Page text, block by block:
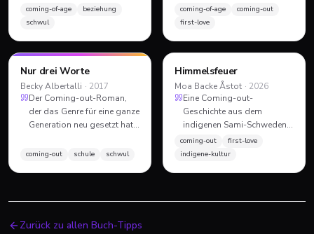
Liebesgeschichte auch
lange nach dem ersten Kuss
coming-of-age
beziehung
schwul
du als Erwachsener
nochmal liest und denkst:
Lektüre für alle, die zu
vorsichtig sind mit ihren
Gefühlen.
coming-of-age
coming-out
first-love
PFLICHT-TIPP
Nur drei Worte
Becky Albertalli · 2017
Der Coming-out-Roman,
der das Genre für eine ganze
Generation neu gesetzt hat.
Jugendliteraturpreis 2017,
dich der Film irgendwann
coming-out schule schwul
Himmelsfeuer
Moa Backe Åstot · 2026
Eine Coming-out-
Geschichte aus dem
indigenen Sami-Schweden,
nicht das Setting, das du
normal in queeren
Community, die sich nicht
coming-out
first-love
indigene-kultur
Zurück zu allen Buch-Tipps